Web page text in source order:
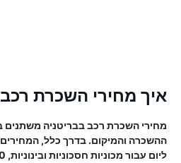
איך מחירי השכרת
מחירי השכרת רכב בבריטניה